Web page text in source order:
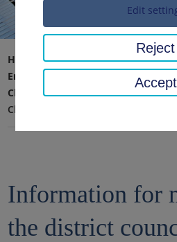
Home page
Environment, technology, climate
Climate protection and mobility
Climate protection concept
Information for
the district
Edit
Reject
Accept